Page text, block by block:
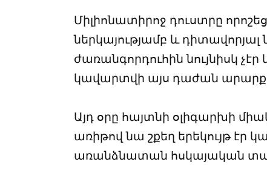
Միլիոնատիրոջ դուստրը
ներկայությամբ և
ժառանգորդուհին նույնիսկ
կավարտվի այս դաժան
Այդ օրը հայտնի օլիգարխի
առիթով նա շքեղ երեկույթ էր
առանձնատան հսկայական